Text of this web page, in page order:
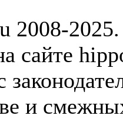
2008-
сайте
и